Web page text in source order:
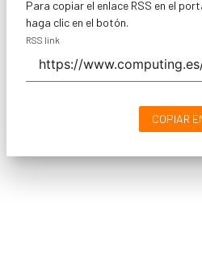
Para copiar el enlace RSS en el
haga clic en el botón.
RSS link
COPIAR